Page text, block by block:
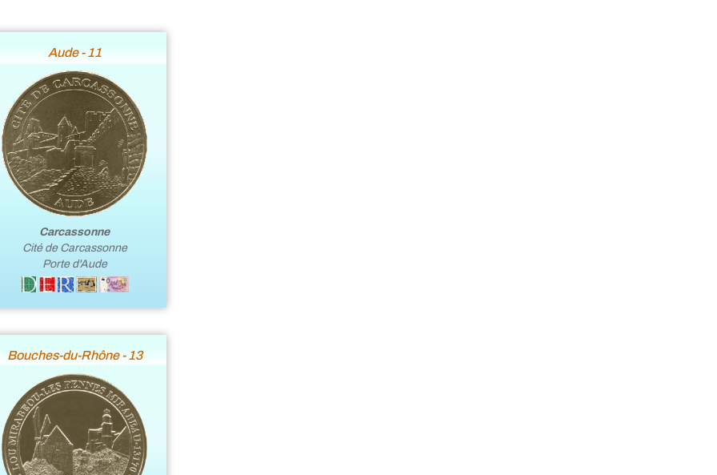
Aude - 11
Carcassonne
Cité de Carcassonne
Porte d'Aude
Bouches-du-Rhône - 13